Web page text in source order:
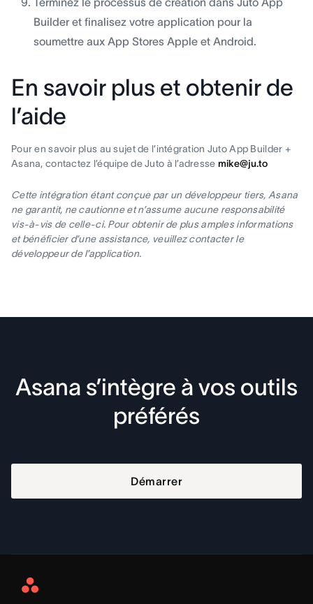
Builder et finalisez votre application pour la
soumettre aux App Stores Apple et Android.
En savoir plus et obtenir de
l’aide
Pour en savoir plus au sujet de l’intégration Juto App Builder +
Asana, contactez l’équipe de Juto à l’adresse mike@ju.to
Cette intégration étant conçue par un développeur tiers, Asana
ne garantit, ne cautionne et n’assume aucune responsabilité
vis-à-vis de celle-ci. Pour obtenir de plus amples informations
et bénéficier d’une assistance, veuillez contacter le
développeur de l’application.
Asana s’intègre à vos outils
préférés
Démarrer
Asana